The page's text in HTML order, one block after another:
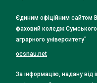
Єдиним офіційним сайтом
фаховий коледж Сумського
аграрного університету"
ocsnau.net
За інформацію, надану